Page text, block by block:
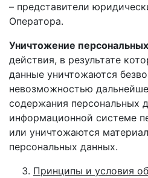
– представители
Оператора.
Уничтожение
действия, в результате
данные уничтожаются
невозможностью
содержания персональных
информационной системе
или уничтожаются
персональных данных.
Принципы и условия